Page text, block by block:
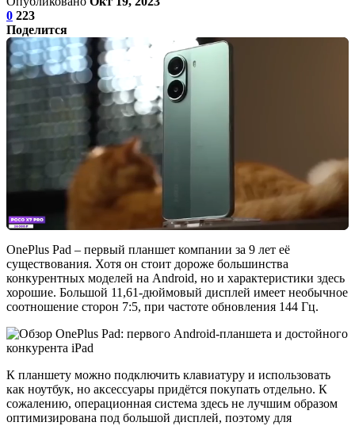
0 223
Поделится
OnePlus Pad – первый планшет компании за 9 лет её
существования. Хотя он стоит дороже большинства
конкурентных моделей на Android, но и характеристики здесь
хорошие. Большой 11,61-дюймовый дисплей имеет необычное
соотношение сторон 7:5, при частоте обновления 144 Гц.
К планшету можно подключить клавиатуру и использовать
как ноутбук, но аксессуары придётся покупать отдельно. К
сожалению, операционная система здесь не лучшим образом
оптимизирована под большой дисплей, поэтому для